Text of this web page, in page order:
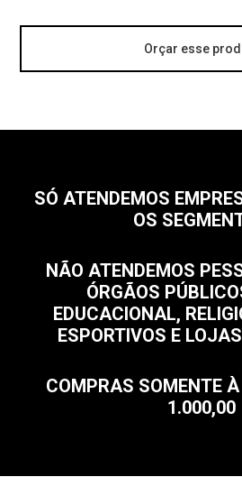
Orçar esse
SÓ ATENDEMOS
OS
NÃO ATENDEMOS
ÓRGÃOS
EDUCACIONAL,
ESPORTIVOS E
COMPRAS SOMENTE
1.000,00